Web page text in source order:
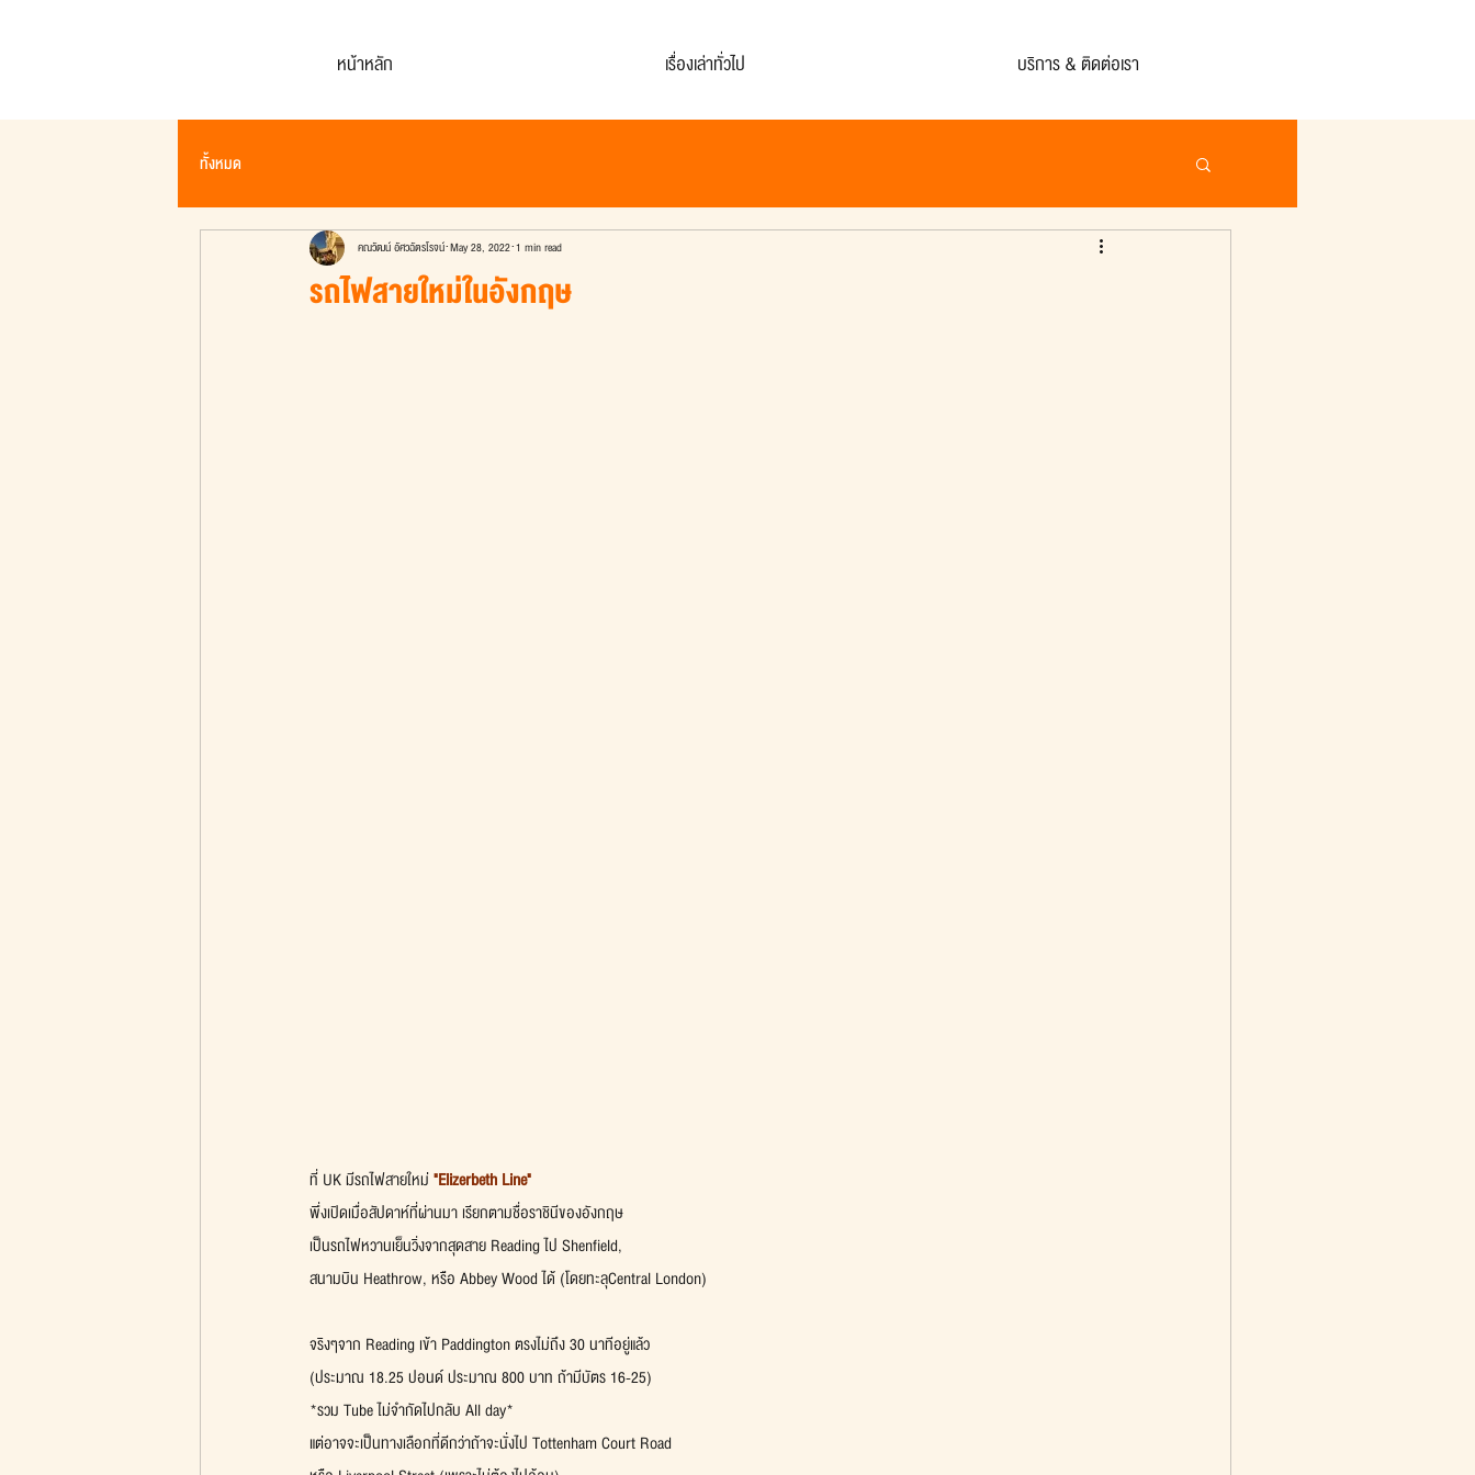
หน้าหลัก เรื่องเล่าทั่วไป บริการ & ติดต่อเรา
ทั้งหมด
รถไฟสายใหม่ในอังกฤษ
คณวัฒน์ อัศวฉัตรโรจน์ May 28, 2022 1 min read
ที่ UK มีรถไฟสายใหม่ "Elizerbeth Line"
พึ่งเปิดเมื่อสัปดาห์ที่ผ่านมา เรียกตามชื่อราชินีของอังกฤษ
เป็นรถไฟหวานเย็นวิ่งจากสุดสาย Reading ไป Shenfield,
สนามบิน Heathrow, หรือ Abbey Wood ได้ (โดยทะลุCentral London)
จริงๆจาก Reading เข้า Paddington ตรงไม่ถึง 30 นาทีอยู่แล้ว
(ประมาณ 18.25 ปอนด์ ประมาณ 800 บาท ถ้ามีบัตร 16-25)
*รวม Tube ไม่จำกัดไปกลับ All day*
แต่อาจจะเป็นทางเลือกที่ดีกว่าถ้าจะนั่งไป Tottenham Court Road